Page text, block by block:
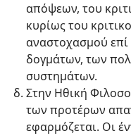
απόψεων, του
κυρίως του
αναστοχασμού
δογμάτων, των
συστημάτων.
Στην Ηθική
των προτέρων
εφαρμόζεται. Οι